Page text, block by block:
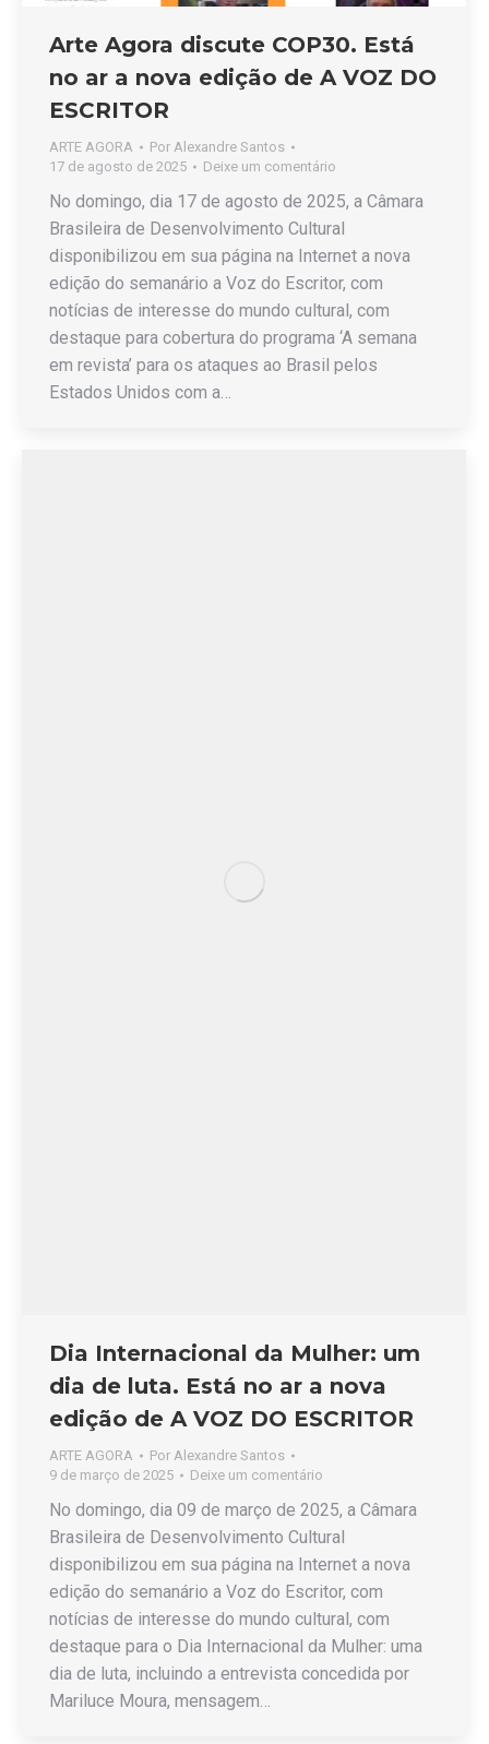
Arte Agora discute COP30. Está
no ar a nova edição de A VOZ DO
ESCRITOR
ARTE AGORA Por Alexandre Santos
17 de agosto de 2025
Deixe um comentário
No domingo, dia 17 de agosto de 2025, a Câmara
Brasileira de Desenvolvimento Cultural
disponibilizou em sua página na Internet a nova
edição do semanário a Voz do Escritor, com
notícias de interesse do mundo cultural, com
destaque para cobertura do programa ‘A semana
em revista’ para os ataques ao Brasil pelos
Estados Unidos com a…
Dia Internacional da Mulher: um
dia de luta. Está no ar a nova
edição de A VOZ DO ESCRITOR
ARTE AGORA Por Alexandre Santos
9 de março de 2025
Deixe um comentário
No domingo, dia 09 de março de 2025, a Câmara
Brasileira de Desenvolvimento Cultural
disponibilizou em sua página na Internet a nova
edição do semanário a Voz do Escritor, com
notícias de interesse do mundo cultural, com
destaque para o Dia Internacional da Mulher: uma
dia de luta, incluindo a entrevista concedida por
Mariluce Moura, mensagem…